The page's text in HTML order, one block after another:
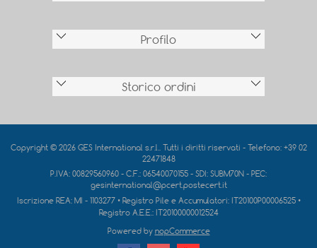
Profilo
Storico ordini
Copyright © 2026 GES International s.r.l.. Tutti i diritti riservati - Telefono: +39 02
22471848
P.IVA: 00829560960 - C.F.: 06540070155 - SDI: SUBM70N - PEC:
gesinternational@pcert.postecert.it
Iscrizione REA: MI - 1103277• Registro Pile e Accumulatori: IT20100P00006525•
Registro A.E.E.: IT20100000012524
Powered by nopCommerce